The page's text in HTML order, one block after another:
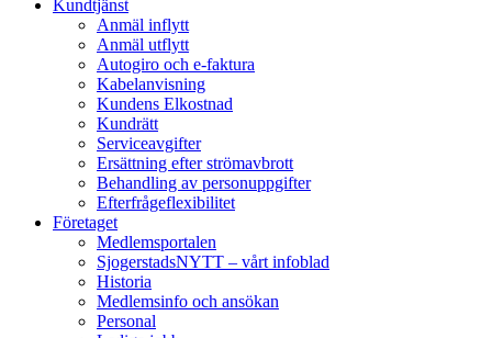
Kundtjänst
Anmäl inflytt
Anmäl utflytt
Autogiro och e-faktura
Kabelanvisning
Kundens Elkostnad
Kundrätt
Serviceavgifter
Ersättning efter strömavbrott
Behandling av personuppgifter
Efterfrågeflexibilitet
Företaget
Medlemsportalen
SjogerstadsNYTT – vårt infoblad
Historia
Medlemsinfo och ansökan
Personal